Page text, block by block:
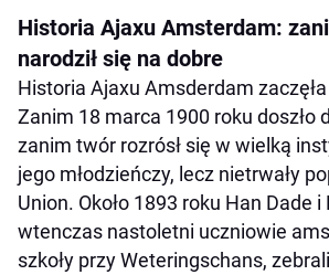
Historia Ajaxu Amsterdam:
narodził się na dobre
Historia Ajaxu Amsderdam
Zanim 18 marca 1900 roku doszło
zanim twór rozrósł się w wielką
jego młodzieńczy, lecz nietrwały
Union. Około 1893 roku Han Dade
wtenczas nastoletni uczniowie
szkoły przy Weteringschans,